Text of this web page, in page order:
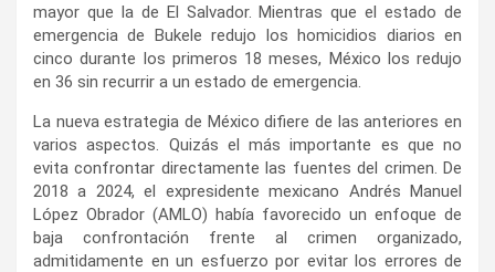
mayor que la de El Salvador. Mientras que el estado de
emergencia de Bukele redujo los homicidios diarios en
cinco durante los primeros 18 meses, México los redujo
en 36 sin recurrir a un estado de emergencia.
La nueva estrategia de México difiere de las anteriores en
varios aspectos. Quizás el más importante es que no
evita confrontar directamente las fuentes del crimen. De
2018 a 2024, el expresidente mexicano Andrés Manuel
López Obrador (AMLO) había favorecido un enfoque de
baja confrontación frente al crimen organizado,
admitidamente en un esfuerzo por evitar los errores de